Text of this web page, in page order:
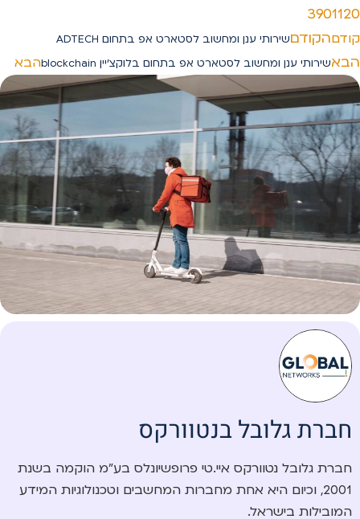
3901120
קודםהקודםשירותי ענן ומחשוב לסטארט אפ בתחום ADTECH
הבאשירותי ענן ומחשוב לסטארט אפ בתחום בלוקצ’יין blockchain הבא
חברת גלובל בנטוורקס
חברת גלובל נטוורקס איי.טי פרופשיונלס בע”מ הוקמה בשנת
2001, וכיום היא אחת מחברות המחשבים וטכנולוגיות המידע
המובילות בישראל.